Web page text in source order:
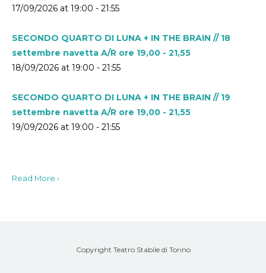
17/09/2026 at 19:00 - 21:55
SECONDO QUARTO DI LUNA + IN THE BRAIN // 18
settembre navetta A/R ore 19,00 - 21,55
18/09/2026 at 19:00 - 21:55
SECONDO QUARTO DI LUNA + IN THE BRAIN // 19
settembre navetta A/R ore 19,00 - 21,55
19/09/2026 at 19:00 - 21:55
Read More ›
Copyright Teatro Stabile di Torino